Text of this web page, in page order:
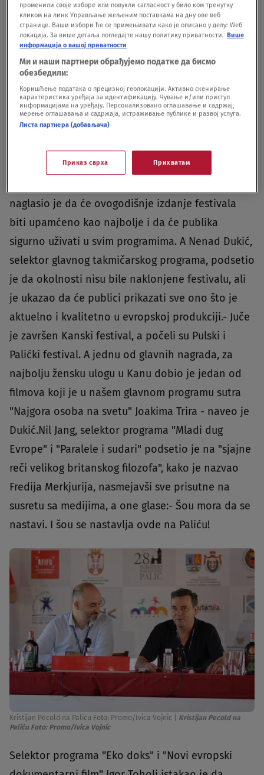
naglasio je da će ovogodišnje izdanje festivala
biti upamćeno kao najbolje i da će publika
sigurno uživati u svim programima. A Nenad Dukić,
selektor glavnog takmičarskog programa, podsetio
je da okolnosti nisu bile naklonjene festivalu, ali
je ukazao da će publici prikazati sve ono što je
aktuelno i kvalitetno u evropskoj produkciji.- Juče
je završen Kanski festival, a počeli su Pulski i
Palićki festival. A jednu od glavnih nagrada, za
najbolju žensku ulogu u Kanu dobio je jedan od
filmova koji je u našem glavnom programu sutra
"Najgora osoba na svetu" Joakima Trira - naveo je
Dukić.Nil Jang, selektor programa "Mladi dug
Evrope" i "Paralele i sudari" podsetio je na "sjajne
reči velikog britanskog filozofa", kako je nazvao
Fredija Merkjurija, nasmejavši sve prisutne na
susretu sa medijima, a one glase:- Šou mora da se
nastavi. I šou se nastavlja ovde na Paliću!
Kristijan Pecold na Paliću Foto: Promo/Ivica Vojnic
Kristijan Pecold na
Paliću Foto: Promo/Ivica Vojnic
Selektor programa "Eko doks" i "Novi evropski
променили своје изборе или повукли сагласност у било ком тренутку
кликом на линк Управљање жељеним поставкама на дну ове веб
странице. Ваши избори ће се примењивати како је описано у делу: Wеб
локација. За више детаља погледајте нашу политику приватности. Више
информација о вашој приватности
Ми и наши партнери обрађујемо податке да бисмо
обезбедили:
Коришћење података о прецизној геолокацији. Активно скенирање
карактеристика уређаја за идентификацију. Чување и/или приступ
информацијама на уређају. Персонализовано оглашавање и садржај,
мерење оглашавања и садржаја, истраживање публике и развој услуга.
Листа партнера (добављача)
Приказ сврха Прихватам